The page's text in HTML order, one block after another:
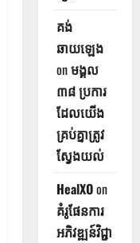
គង់
ឆាយឡេង
onមង្គល
៣៨ ប្រការ
ដែលយើង
គ្រប់គ្នាត្រូវ
ស្វែងយល់
HealXOon
គំរូផែនការ
អភិវឌ្ឍន៍វិជ្ជា